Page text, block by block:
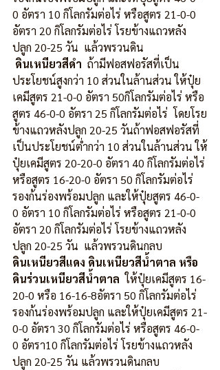
0 อัตรา 10 กิโลกรัมต่อไร่ หรือสูตร 21-0-0
อัตรา 20 กิโลกรัมต่อไร่ โรยข้างแถวหลัง
ปลูก 20-25 วัน  แล้วพรวนดิน
ดินเหนียวสีดำ
  ถ้ามีฟอสฟอรัสที่เป็น
ประโยชน์สูงกว่า 10 ส่วนในล้านส่วน ให้ปุ๋ย
เคมีสูตร 21-0-0 อัตรา 50กิโลกรัมต่อไร่ หรือ
สูตร 46-0-0 อัตรา 25 กิโลกรัมต่อไร่  โดยโรย
ข้างแถวหลังปลูก 20-25 วันถ้าฟอสฟอรัสที่
เป็นประโยชน์ต่ำกว่า 10 ส่วนในล้านส่วน ให้
ปุ๋ยเคมีสูตร 20-20-0 อัตรา 40 กิโลกรัมต่อไร่
หรือสูตร 16-20-0 อัตรา 50 กิโลกรัมต่อไร่
รองก้นร่องพร้อมปลูก และให้ปุ๋ยสูตร 46-0-
0 อัตรา 10 กิโลกรัมต่อไร่ หรือสูตร 21-0-0
อัตรา 20 กิโลกรัมต่อไร่ โรยข้างแถวหลัง
ปลูก 20-25 วัน  แล้วพรวนดินกลบ
ดินเหนียวสีแดง ดินเหนียวสีน้ำตาล หรือ
ดินร่วนเหนียวสีน้ำตาล
  ให้ปุ๋ยเคมีสูตร 16-
20-0 หรือ 16-16-8อัตรา 50 กิโลกรัมต่อไร่
รองก้นร่องพร้อมปลูก และให้ปุ๋ยเคมีสูตร 21-
0-0 อัตรา 30 กิโลกรัมต่อไร่ หรือสูตร 46-0-
0 อัตรา10 กิโลกรัมต่อไร่ โรยข้างแถวหลัง
ปลูก 20-25 วัน แล้วพรวนดินกลบ